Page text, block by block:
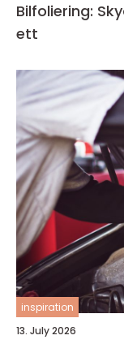
Bilfoliering:
ett
inspiration
13. July 2026